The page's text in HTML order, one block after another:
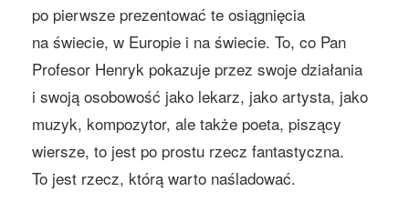
po pierwsze prezentować te osiągnięcia
na świecie, w Europie i na świecie. To, co Pan
Profesor Henryk pokazuje przez swoje działania
i swoją osobowość jako lekarz, jako artysta, jako
muzyk, kompozytor, ale także poeta, piszący
wiersze, to jest po prostu rzecz fantastyczna.
To jest rzecz, którą warto naśladować.